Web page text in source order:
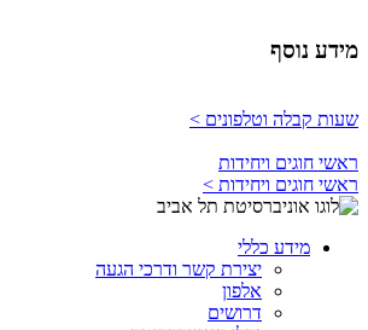
מידע נוסף
שעות קבלה וטלפונים >
ראשי חוגים ויחידות
ראשי חוגים ויחידות >
מידע כללי
יצירת קשר ודרכי הגעה
אלפון
דרושים